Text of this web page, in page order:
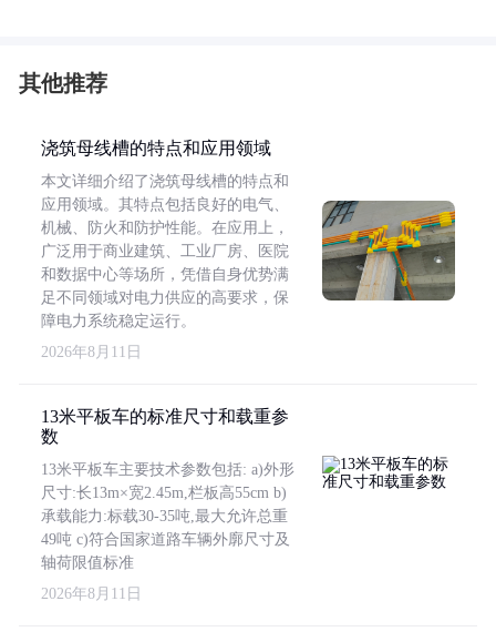
其他推荐
浇筑母线槽的特点和应用领域
本文详细介绍了浇筑母线槽的特点和
应用领域。其特点包括良好的电气、
机械、防火和防护性能。在应用上，
广泛用于商业建筑、工业厂房、医院
和数据中心等场所，凭借自身优势满
足不同领域对电力供应的高要求，保
障电力系统稳定运行。
2026年8月11日
13米平板车的标准尺寸和载重参
数
13米平板车主要技术参数包括: a)外形
尺寸:长13m×宽2.45m,栏板高55cm b)
承载能力:标载30-35吨,最大允许总重
49吨 c)符合国家道路车辆外廓尺寸及
轴荷限值标准
2026年8月11日